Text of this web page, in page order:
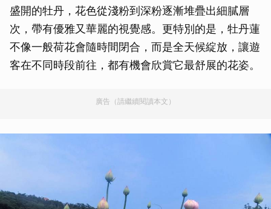
盛開的牡丹，花色從淺粉到深粉逐漸堆疊出細膩層
次，帶有優雅又華麗的視覺感。更特別的是，牡丹蓮
不像一般荷花會隨時間閉合，而是全天候綻放，讓遊
客在不同時段前往，都有機會欣賞它最舒展的花姿。
廣告（請繼續閱讀本文）